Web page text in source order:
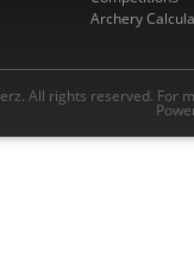
Archery
All rights reserved. For